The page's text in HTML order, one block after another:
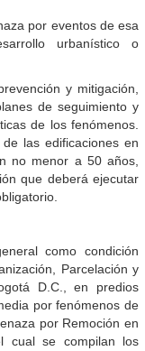
por eventos de esa
urbanístico o
y mitigación,
de seguimiento y
de los fenómenos.
las edificaciones en
no menor a 50 años,
que deberá ejecutar
como condición
Parcelación y
D.C., en predios
por fenómenos de
por Remoción en
cual se compilan los